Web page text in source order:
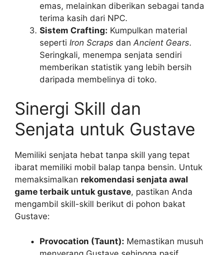
emas, melainkan diberikan sebagai tanda
terima kasih dari NPC.
Sistem Crafting: Kumpulkan material
seperti Iron Scraps dan Ancient Gears.
Seringkali, menempa senjata sendiri
memberikan statistik yang lebih bersih
daripada membelinya di toko.
Sinergi Skill dan
Senjata untuk Gustave
Memiliki senjata hebat tanpa skill yang tepat
ibarat memiliki mobil balap tanpa bensin. Untuk
memaksimalkan rekomendasi senjata awal
game terbaik untuk gustave, pastikan Anda
mengambil skill-skill berikut di pohon bakat
Gustave:
Provocation (Taunt): Memastikan musuh